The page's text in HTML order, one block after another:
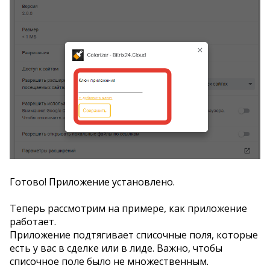
Готово! Приложение установлено.
Теперь рассмотрим на примере, как приложение
работает.
Приложение подтягивает списочные поля, которые
есть у вас в сделке или в лиде. Важно, чтобы
списочное поле было не множественным.